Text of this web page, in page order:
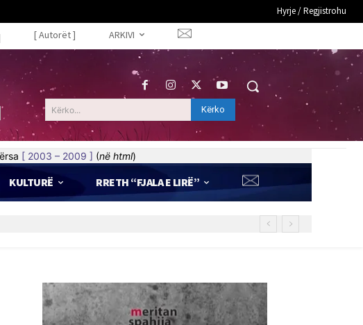
Hyrje / Regjistrohu
[ Autorët ] ARKIVI
Kërko... Kërko
[ 2003 – 2009 ] (në html)
KULTURË RRETH “FJALA E LIRË”